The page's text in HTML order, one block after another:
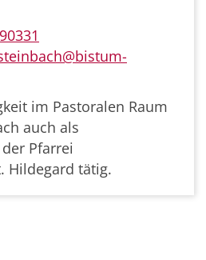
im Pastoralen Raum
auch als
Pfarrei
Hildegard tätig.